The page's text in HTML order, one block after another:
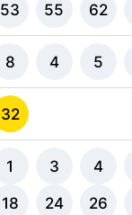
53 55 62
8 4 5
32
1 3 4
18 24 26